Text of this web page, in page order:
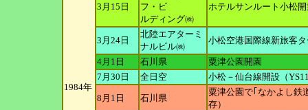
1984年
3月15日
フ・ビ
ルディング㈱
ホテルサンルート小松
3月24日
北陸エアターミ
ナルビル㈱
小松空港国際線新旅客
4月1日 石川県
粟津公園開園
7月30日
全日空 小松－仙台線開設（
8月1日 石川県
粟津公園で｢なかよし鉄
存）